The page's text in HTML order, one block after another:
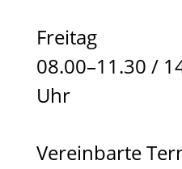
Freitag
08.00–11.30 /
Uhr
Vereinbarte